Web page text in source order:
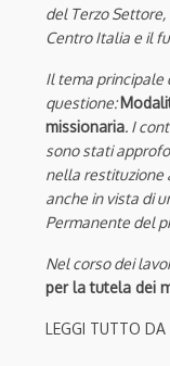
del Terzo
Centro Italia e il
Il tema principale
questione:
missionaria. I
sono stati
nella restituzione
anche in vista di
Permanente del
Nel corso dei
per la tutela dei
LEGGI TUTTO DA